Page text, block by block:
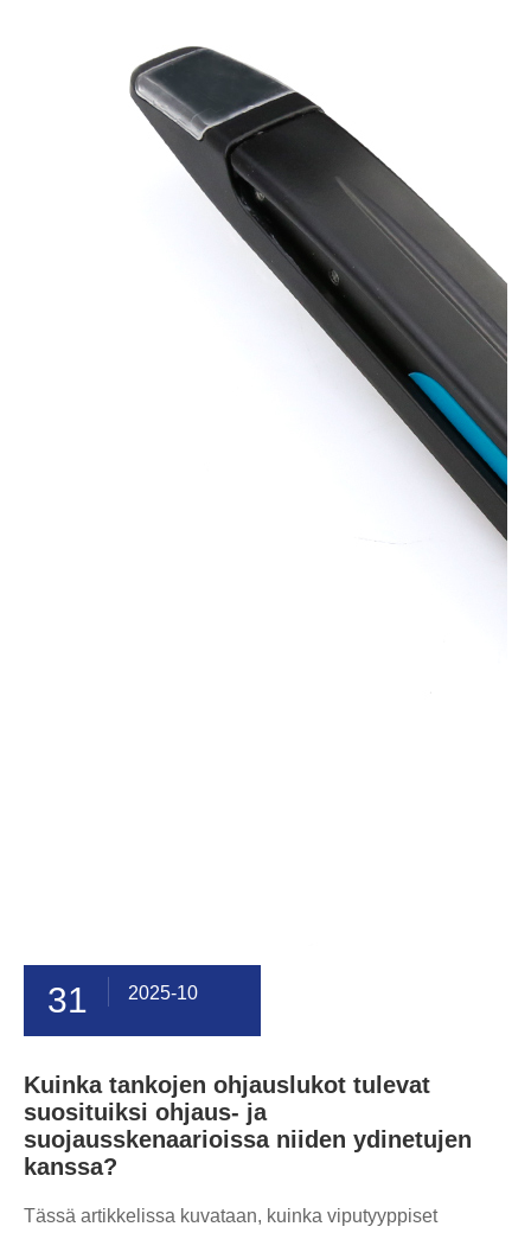
31 2025-10
Kuinka tankojen ohjauslukot tulevat
suosituiksi ohjaus- ja
suojausskenaarioissa niiden ydinetujen
kanssa?
Tässä artikkelissa kuvataan, kuinka viputyyppiset